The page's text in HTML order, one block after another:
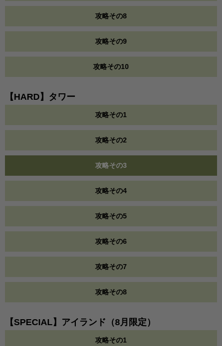
攻略その8
攻略その9
攻略その10
【HARD】タワー
攻略その1
攻略その2
攻略その3
攻略その4
攻略その5
攻略その6
攻略その7
攻略その8
【SPECIAL】アイランド（8月限定）
攻略その1